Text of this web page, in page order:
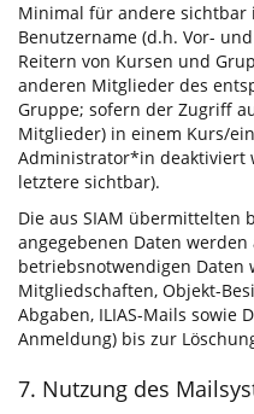
Minimal für andere sichtbar
Benutzername (d.h. Vor-
Reitern von Kursen und
anderen Mitglieder des
Gruppe; sofern der Zugriff
Mitglieder) in einem Kurs/
Administrator*in deaktiviert
letztere sichtbar).
Die aus SIAM übermittelten
angegebenen Daten werden
betriebsnotwendigen Daten
Mitgliedschaften, Objekt-
Abgaben, ILIAS-Mails sowie
Anmeldung) bis zur
7. Nutzung des